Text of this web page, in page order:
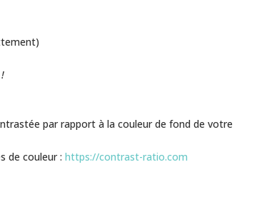
par rapport à la couleur de fond de votre
de couleur :https://contrast-ratio.com